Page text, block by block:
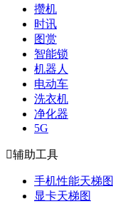
攒机
时讯
图赏
智能锁
机器人
电动车
洗衣机
净化器
5G
辅助工具
手机性能天梯图
显卡天梯图